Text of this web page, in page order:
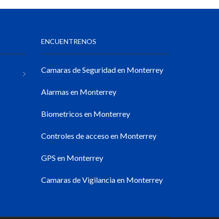
ENCUENTRENOS
Camaras de Seguridad en Monterrey
Alarmas en Monterrey
Biometricos en Monterrey
Controles de acceso en Monterrey
GPS en Monterrey
Camaras de Vigilancia en Monterrey